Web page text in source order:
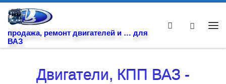
Skip to content
продажа, ремонт двигателей и … для
ВАЗ
Search
Двигатели, КПП ВАЗ -